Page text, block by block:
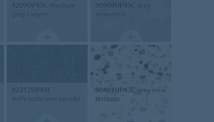
4209UP43C medium
grey canyon
90909UP43C grey
mimetico
92312UP43C
anthracite new nairobi
90401UP43C grey mini
terrazzo